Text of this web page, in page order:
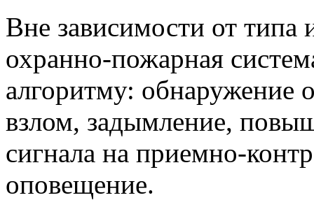
Вне зависимости от типа
охранно-пожарная
алгоритму: обнаружение
взлом, задымление,
сигнала на приемно-
оповещение.